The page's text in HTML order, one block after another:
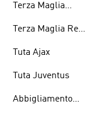
Terza Maglia
Terza Maglia Real
Tuta Ajax
Tuta Juventus
Abbigliamento